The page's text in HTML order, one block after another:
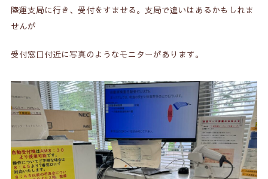
陸運支局に行き、受付をすませる。支局で違いはあるかもしれま
せんが
受付窓口付近に写真のようなモニターがあります。